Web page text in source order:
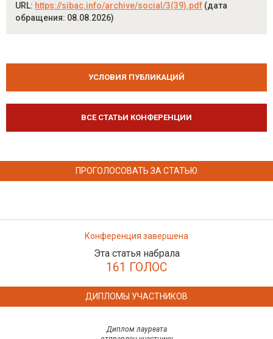
URL: https://sibac.info/archive/social/3(39).pdf (дата
обращения: 08.08.2026)
УСЛОВИЯ ПУБЛИКАЦИЙ
ВСЕ СТАТЬИ КОНФЕРЕНЦИИ
ПРОГОЛОСОВАТЬ ЗА СТАТЬЮ
Конференция завершена
Эта статья набрала
161 ГОЛОС
ДИПЛОМЫ УЧАСТНИКОВ
Диплом лауреата